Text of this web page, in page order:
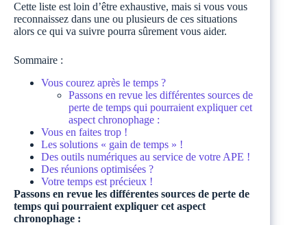
Cette liste est loin d’être exhaustive, mais si vous vous
reconnaissez dans une ou plusieurs de ces situations
alors ce qui va suivre pourra sûrement vous aider.
Sommaire :
Vous courez après le temps ?
Passons en revue les différentes sources de
perte de temps qui pourraient expliquer cet
aspect chronophage :
Vous en faites trop !
Les solutions « gain de temps » !
Des outils numériques au service de votre APE !
Des réunions optimisées ?
Votre temps est précieux !
Passons en revue les différentes sources de perte de
temps qui pourraient expliquer cet aspect
chronophage :